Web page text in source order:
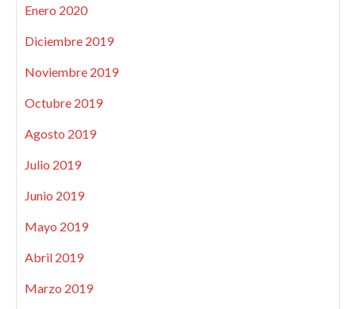
Enero 2020
Diciembre 2019
Noviembre 2019
Octubre 2019
Agosto 2019
Julio 2019
Junio 2019
Mayo 2019
Abril 2019
Marzo 2019